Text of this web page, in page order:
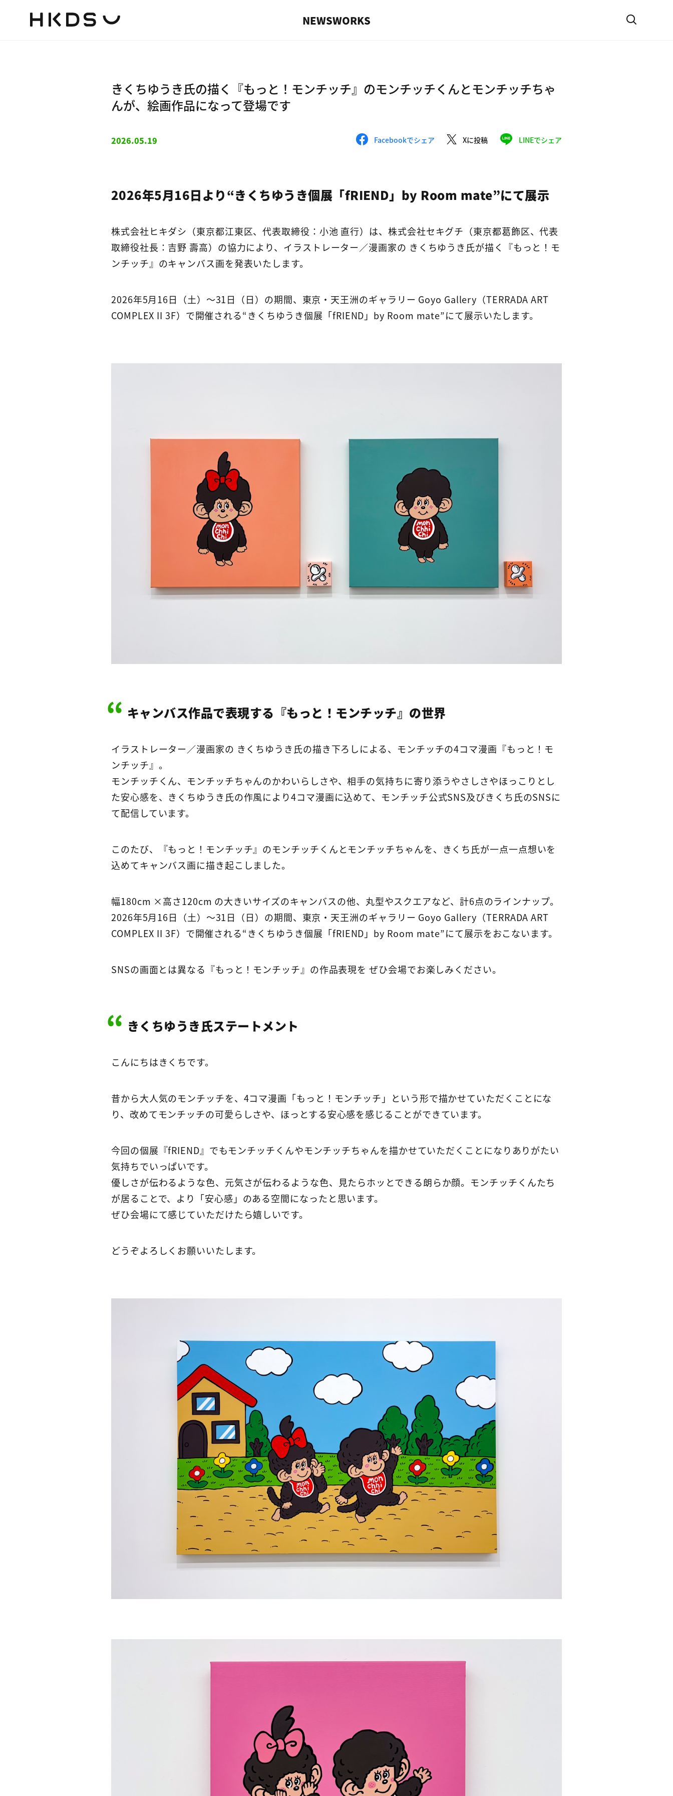
NEWSWORKS
きくちゆうき氏の描く『もっと！モンチッチ』のモンチッチくんとモンチッチちゃ
んが、絵画作品になって登場です
2026.05.19 Facebookでシェア Xに投稿 LINEでシェア
2026年5月16日より“きくちゆうき個展「fRIEND」by Room mate”にて展示
株式会社ヒキダシ（東京都江東区、代表取締役：小池 直行）は、株式会社セキグチ（東京都葛飾区、代表
取締役社長：吉野 壽高）の協力により、イラストレーター／漫画家の きくちゆうき氏が描く『もっと！モ
ンチッチ』のキャンバス画を発表いたします。
2026年5月16日（土）〜31日（日）の期間、東京・天王洲のギャラリー Goyo Gallery（TERRADA ART
COMPLEX II 3F）で開催される“きくちゆうき個展「fRIEND」by Room mate”にて展示いたします。
キャンバス作品で表現する『もっと！モンチッチ』の世界
イラストレーター／漫画家の きくちゆうき氏の描き下ろしによる、モンチッチの4コマ漫画『もっと！モ
ンチッチ』。
モンチッチくん、モンチッチちゃんのかわいらしさや、相手の気持ちに寄り添うやさしさやほっこりとし
た安心感を、きくちゆうき氏の作風により4コマ漫画に込めて、モンチッチ公式SNS及びきくち氏のSNSに
て配信しています。
このたび、『もっと！モンチッチ』のモンチッチくんとモンチッチちゃんを、きくち氏が一点一点想いを
込めてキャンバス画に描き起こしました。
幅180cm ×高さ120cm の大きいサイズのキャンバスの他、丸型やスクエアなど、計6点のラインナップ。
2026年5月16日（土）〜31日（日）の期間、東京・天王洲のギャラリー Goyo Gallery（TERRADA ART
COMPLEX II 3F）で開催される“きくちゆうき個展「fRIEND」by Room mate”にて展示をおこないます。
SNSの画面とは異なる『もっと！モンチッチ』の作品表現を ぜひ会場でお楽しみください。
きくちゆうき氏ステートメント
こんにちはきくちです。
昔から大人気のモンチッチを、4コマ漫画「もっと！モンチッチ」という形で描かせていただくことにな
り、改めてモンチッチの可愛らしさや、ほっとする安心感を感じることができています。
今回の個展『fRIEND』でもモンチッチくんやモンチッチちゃんを描かせていただくことになりありがたい
気持ちでいっぱいです。
優しさが伝わるような色、元気さが伝わるような色、見たらホッとできる朗らか顔。モンチッチくんたち
が居ることで、より「安心感」のある空間になったと思います。
ぜひ会場にて感じていただけたら嬉しいです。
どうぞよろしくお願いいたします。